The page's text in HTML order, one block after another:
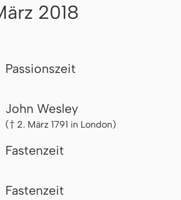
2018
Passionszeit
John Wesley
(† 2. März 1791 in London)
Fastenzeit
Fastenzeit